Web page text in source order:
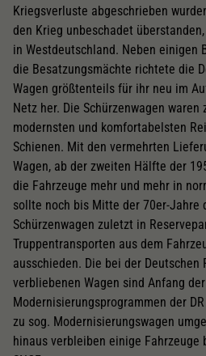
Kriegsverluste abgeschrieben
den Krieg unbeschadet
in Westdeutschland. Neben einigen
die Besatzungsmächte richtete die
Wagen größtenteils für ihr neu im
Netz her. Die Schürzenwagen
modernsten und komfortabelsten
Schienen. Mit den vermehrten
Wagen, ab der zweiten Hälfte der
die Fahrzeuge mehr und mehr in
sollte noch bis Mitte der 70er-Jahre
Schürzenwagen zuletzt in
Truppentransporten aus dem
ausschieden. Die bei der Deutschen
verbliebenen Wagen sind Anfang
Modernisierungsprogrammen der
zu sog. Modernisierungswagen
hinaus verbleiben einige Fahrzeuge